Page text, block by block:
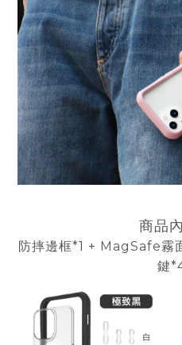
商品
防摔邊框*1 + MagSafe霧
鍵